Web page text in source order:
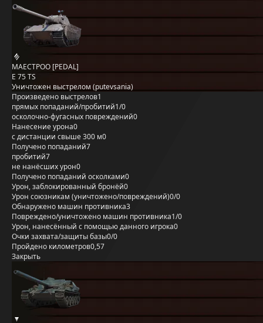
MAECTPOO [PEDAL]
E 75 TS
Уничтожен выстрелом (putevsania)
Произведено выстрелов1
прямых попаданий/пробитий1/0
осколочно-фугасных повреждений0
Нанесение урона0
с дистанции свыше 300 м0
Получено попаданий7
пробитий7
не нанёсших урон0
Получено попаданий осколками0
Урон, заблокированный бронёй0
Урон союзникам (уничтожено/повреждений)0/0
Обнаружено машин противника3
Повреждено/уничтожено машин противника1/0
Урон, нанесённый с помощью данного игрока0
Очки захвата/защиты базы0/0
Пройдено километров0,57
Закрыть